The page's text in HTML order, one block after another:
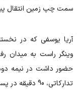
سمت چپ زمین انتقال
آریا یوسفی که در
وینگر راست به میدان
حضور داشت در نیمه
تدارکاتی، 90 دقیقه در پست وینگر چپ در زمین بود.